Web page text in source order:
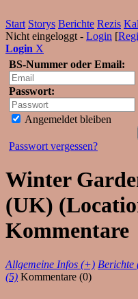
Start Storys Berichte Rezis
Nicht eingeloggt - Login [
Login X
BS-Nummer oder Email:
Passwort:
Angemeldet bleiben
Passwort vergessen?
Winter
(UK)
Kommentare
Allgemeine Infos (+) Berichte
(5) Kommentare (0)